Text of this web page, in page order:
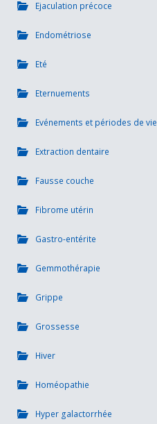
Ejaculation précoce
Endométriose
Eté
Eternuements
Evénements et périodes de vie
Extraction dentaire
Fausse couche
Fibrome utérin
Gastro-entérite
Gemmothérapie
Grippe
Grossesse
Hiver
Homéopathie
Hyper galactorrhée